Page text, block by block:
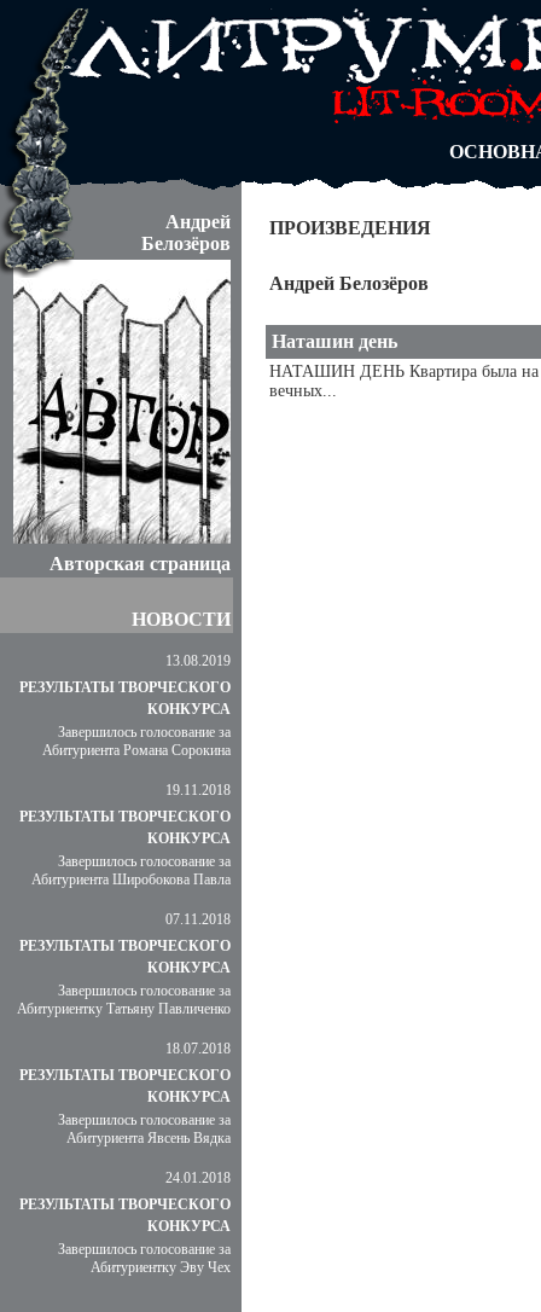
АВТОРЫ
БЛОГИ
АБИТУРА
Андрей
Белозёров
Авторская страница
НОВОСТИ
13.08.2019
РЕЗУЛЬТАТЫ ТВОРЧЕСКОГО
КОНКУРСА
Завершилось голосование за
Абитуриента Романа Сорокина
19.11.2018
РЕЗУЛЬТАТЫ ТВОРЧЕСКОГО
КОНКУРСА
Завершилось голосование за
Абитуриента Широбокова Павла
07.11.2018
РЕЗУЛЬТАТЫ ТВОРЧЕСКОГО
КОНКУРСА
Завершилось голосование за
Абитуриентку Татьяну Павличенко
18.07.2018
РЕЗУЛЬТАТЫ ТВОРЧЕСКОГО
КОНКУРСА
Завершилось голосование за
Абитуриента Явсень Вядка
24.01.2018
РЕЗУЛЬТАТЫ ТВОРЧЕСКОГО
КОНКУРСА
Завершилось голосование за
Абитуриентку Эву Чех
ПРОИЗВЕДЕНИЯ
Андрей Белозёров
Наташин день
НАТАШИН ДЕНЬ Квартира была на
вечных...